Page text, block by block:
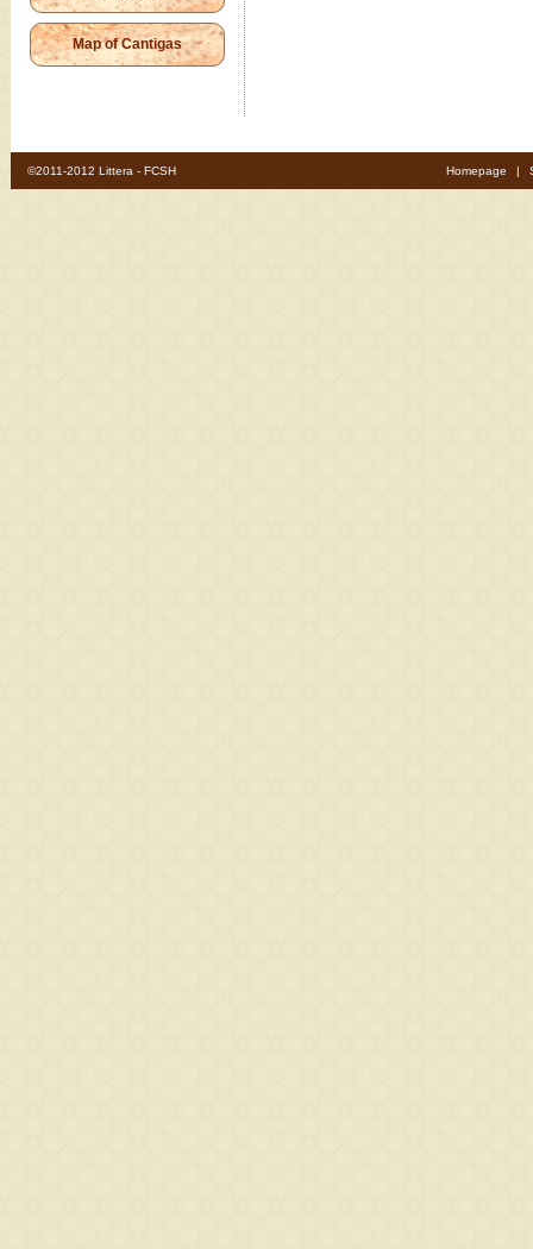
Map of Cantigas
©2011-2012 Littera - FCSH Homepage |